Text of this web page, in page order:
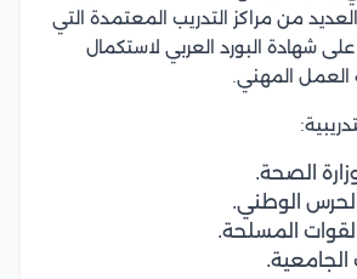
من مراكز التدريب المعتمدة التي
شهادة البورد العربي لاستكمال
العمل المهني.
الصحة.
الوطني.
المسلحة.
الجامعية.